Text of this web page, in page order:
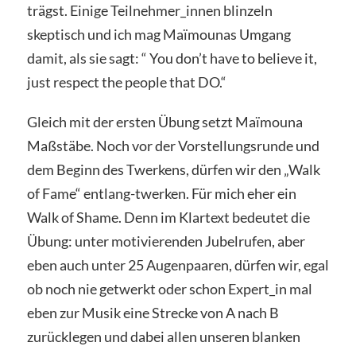
trägst. Einige Teilnehmer_innen blinzeln
skeptisch und ich mag Maïmounas Umgang
damit, als sie sagt: “ You don’t have to believe it,
just respect the people that DO.“
Gleich mit der ersten Übung setzt Maïmouna
Maßstäbe. Noch vor der Vorstellungsrunde und
dem Beginn des Twerkens, dürfen wir den „Walk
of Fame“ entlang-twerken. Für mich eher ein
Walk of Shame. Denn im Klartext bedeutet die
Übung: unter motivierenden Jubelrufen, aber
eben auch unter 25 Augenpaaren, dürfen wir, egal
ob noch nie getwerkt oder schon Expert_in mal
eben zur Musik eine Strecke von A nach B
zurücklegen und dabei allen unseren blanken